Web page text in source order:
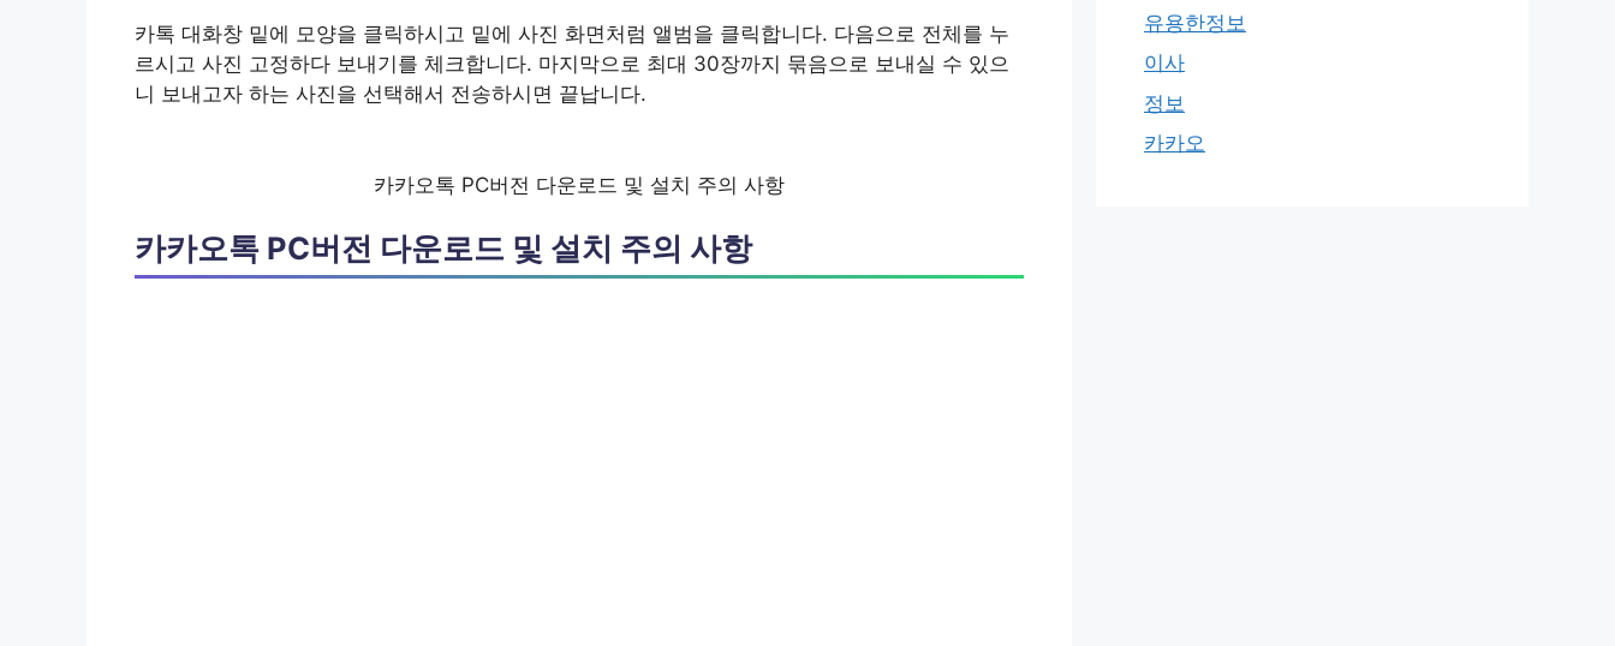
카톡 대화창 밑에 모양을 클릭하시고 밑에 사진 화면처럼 앨범을 클릭합니다. 다음으로 전체를 누
르시고 사진 고정하다 보내기를 체크합니다. 마지막으로 최대 30장까지 묶음으로 보내실 수 있으
니 보내고자 하는 사진을 선택해서 전송하시면 끝납니다.
카카오톡 PC버전 다운로드 및 설치 주의 사항
카카오톡 PC버전 다운로드 및 설치 주의 사항
유용한정보
이사
정보
카카오